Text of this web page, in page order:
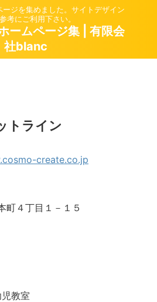
ジを集めました。サイトデザイン
考にご利用下さい。
ームページ集 | 有限会
社blanc
トライン
町４丁目１－１５
教室